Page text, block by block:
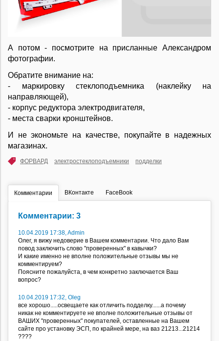
А потом - посмотрите на присланные Александром
фотографии.
Обратите внимание на:
- маркировку стеклоподъемника (наклейку на
направляющей),
- корпус редуктора электродвигателя,
- места сварки кронштейнов.
И не экономьте на качестве, покупайте в надежных
магазинах.
ФОРВАРД электростеклоподъемники подделки
Комментарии ВКонтакте FaceBook
Комментарии: 3
10.04.2019 17:38, Admin
Олег, я вижу недоверие в Вашем комментарии. Что дало Вам
повод заключить слово "проверенных" в кавычки?
И какие именно не вполне положительные отзывы мы не
комментируем?
Поясните пожалуйста, в чем конкретно заключается Ваш
вопрос?
10.04.2019 17:32, Oleg
все хорошо.....освещаете как отличить подделку......а почему
никак не комментируете не вполне положительные отзывы от
ВАШИХ "проверенных" покупателей, оставленные на Вашем
сайте про установку ЭСП, по крайней мере, на ваз 21213...21214
????